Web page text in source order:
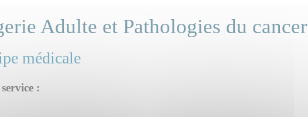
Adulte et Pathologies du cancer
médicale
: